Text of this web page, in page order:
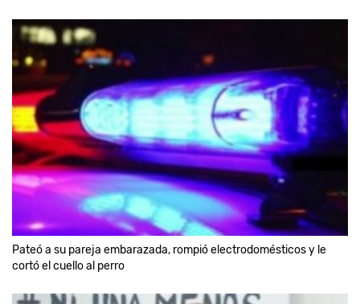
Pateó a su pareja embarazada, rompió electrodomésticos y le
cortó el cuello al perro